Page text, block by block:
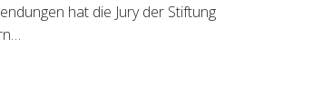
hat die Jury der Stiftung